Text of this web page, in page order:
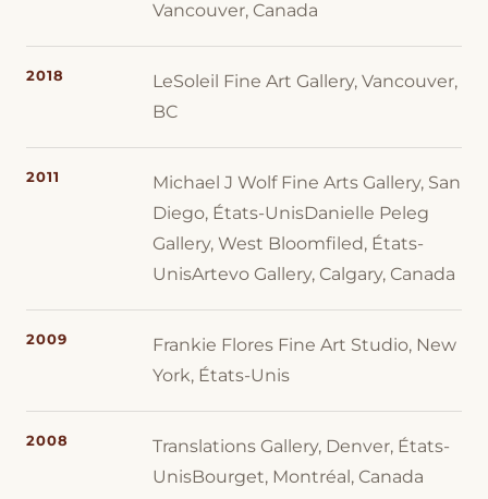
Vancouver, Canada
2018
LeSoleil Fine Art Gallery, Vancouver,
BC
2011
Michael J Wolf Fine Arts Gallery, San
Diego, États-UnisDanielle Peleg
Gallery, West Bloomfiled, États-
UnisArtevo Gallery, Calgary, Canada
2009
Frankie Flores Fine Art Studio, New
York, États-Unis
2008
Translations Gallery, Denver, États-
UnisBourget, Montréal, Canada